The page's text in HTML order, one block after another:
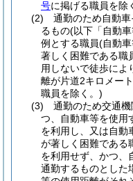
号に掲げる職員を除
(2)
通勤のため自動
るもの(以下「自動
例とする職員(自動
著しく困難である職
用しないで徒歩によ
離が片道2キロメー
職員を除く。)
(3)
通勤のため交通
つ、自動車等を使用
を利用し、又は自動
が著しく困難である
を利用せず、かつ、
通勤するものとした